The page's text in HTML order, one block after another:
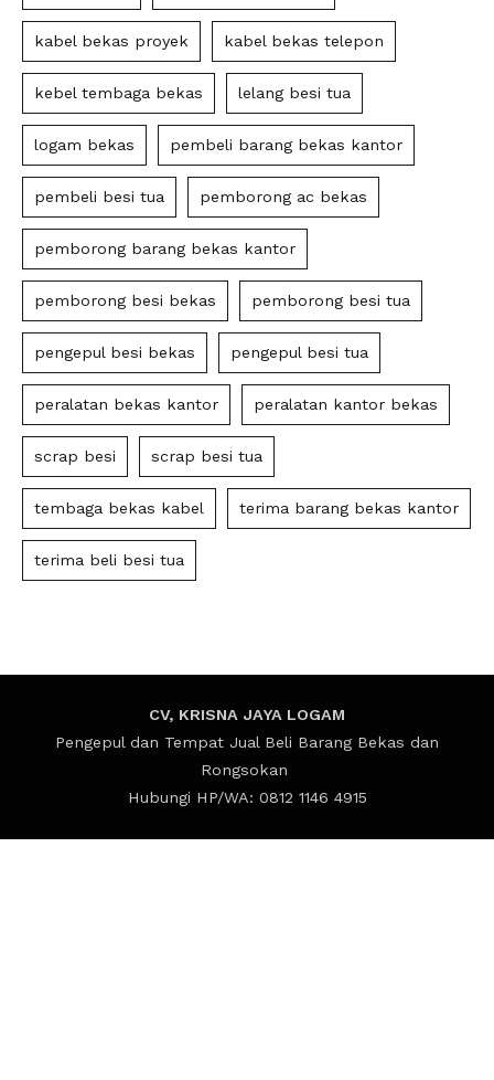
kabel bekas proyek kabel bekas telepon
kebel tembaga bekas lelang besi tua
logam bekas pembeli barang bekas kantor
pembeli besi tua pemborong ac bekas
pemborong barang bekas kantor
pemborong besi bekas pemborong besi tua
pengepul besi bekas pengepul besi tua
peralatan bekas kantor peralatan kantor bekas
scrap besi scrap besi tua
tembaga bekas kabel terima barang bekas kantor
terima beli besi tua
CV, KRISNA JAYA LOGAM
Pengepul dan Tempat Jual Beli Barang Bekas dan
Rongsokan
Hubungi HP/WA: 0812 1146 4915